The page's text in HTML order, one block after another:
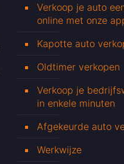
Verkoop je auto
online met onze
Kapotte auto
Oldtimer verkopen
Verkoop je
in enkele minuten
Afgekeurde auto
Werkwijze